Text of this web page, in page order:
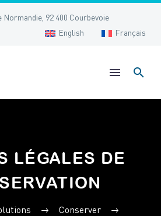
Normandie, 92 400 Courbevoie
English Français
LÉGALES DE
Conserver